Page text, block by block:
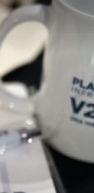
Vélez Sarsfield